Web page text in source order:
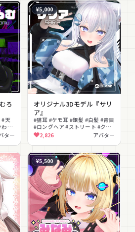
ろ
#天
わい
ター
¥5,000
オリジナル3Dモデル『サリ
ア』
#猫耳 #ケモ耳 #銀髪 #白髪 #青目
#ロングヘア #ストリート #クー
ル #テックウェア #ヘアピン
2,826 アバター
¥5,500